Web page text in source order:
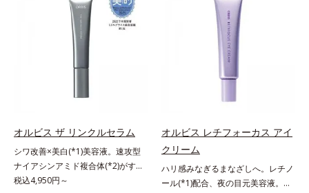
オルビス ザ リンクルセラム
シワ改善×美白(*1)美容液。速攻型
ナイアシンアミド複合体(*2)がすば
やく浸透(*3)。ピンと、パッと。大
税込4,950円～
オルビス レチフォーカス アイ
クリーム
ハリ感みなぎるまなざしへ。レチノ
ール(*1)配合、夜の目元美容液。オ